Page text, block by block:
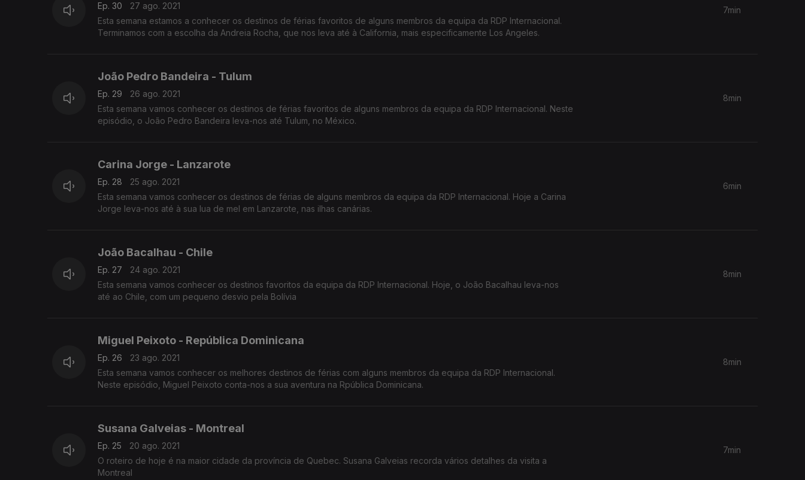
Ep. 30
27 ago. 2021
Esta semana estamos a conhecer os destinos de férias favoritos de alguns membros da equipa da RDP Internacional.
Terminamos com a escolha da Andreia Rocha, que nos leva até à California, mais especificamente Los Angeles.
7min
João Pedro Bandeira - Tulum
Ep. 29
26 ago. 2021
Esta semana vamos conhecer os destinos de férias favoritos de alguns membros da equipa da RDP Internacional. Neste
episódio, o João Pedro Bandeira leva-nos até Tulum, no México.
8min
Carina Jorge - Lanzarote
Ep. 28
25 ago. 2021
Esta semana vamos conhecer os destinos de férias de alguns membros da equipa da RDP Internacional. Hoje a Carina
Jorge leva-nos até à sua lua de mel em Lanzarote, nas ilhas canárias.
6min
João Bacalhau - Chile
Ep. 27
24 ago. 2021
Esta semana vamos conhecer os destinos favoritos da equipa da RDP Internacional. Hoje, o João Bacalhau leva-nos
até ao Chile, com um pequeno desvio pela Bolívia
8min
Miguel Peixoto - República Dominicana
Ep. 26
23 ago. 2021
Esta semana vamos conhecer os melhores destinos de férias com alguns membros da equipa da RDP Internacional.
Neste episódio, Miguel Peixoto conta-nos a sua aventura na Rpública Dominicana.
8min
Susana Galveias - Montreal
Ep. 25
20 ago. 2021
O roteiro de hoje é na maior cidade da província de Quebec. Susana Galveias recorda vários detalhes da visita a
Montreal
7min